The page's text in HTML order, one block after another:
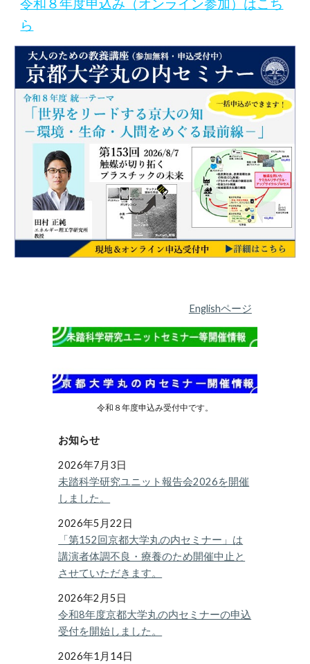
令和８年度申込み（オンライン参加）はこち
ら
Englishページ
令和８年度申込み受付中です。
お知らせ
2026年7月3日
未踏科学研究ユニット報告会2026を開催
しました。
2026年5月22日
「第152回京都⼤学丸の内セミナー」は
講演者体調不良・療養のため開催中止と
させていただきます。
2026年2 月5 日
令和8年度京都大学丸の内セミナーの申込
受付を開始しました。
2026年1月14日